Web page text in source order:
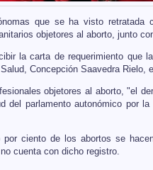
que se ha visto
objetores al aborto, junto
la carta de requerimiento que
Concepción Saavedra Rielo,
objetores al aborto, "el
del parlamento autonómico por
ciento de los abortos se
cuenta con dicho registro.